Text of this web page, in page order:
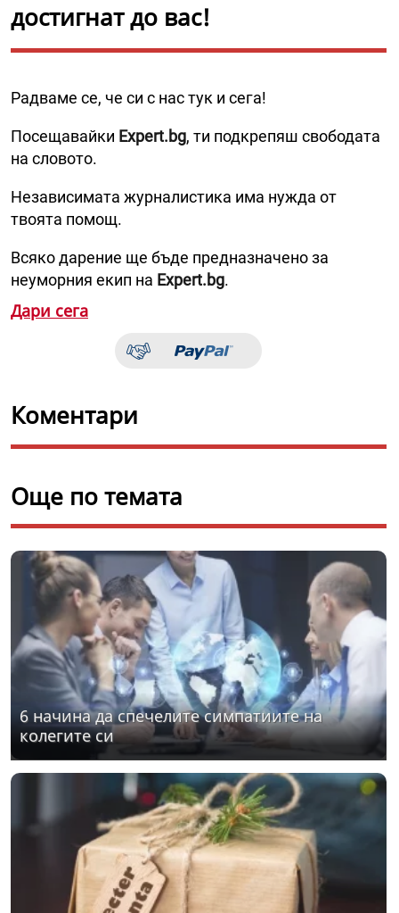
достигнат до вас!
Радваме се, че си с нас тук и сега!
Посещавайки Expert.bg, ти подкрепяш свободата
на словото.
Независимата журналистика има нужда от
твоята помощ.
Всяко дарение ще бъде предназначено за
неуморния екип на Expert.bg.
Дари сега
Коментари
Още по темата
6 начина да спечелите симпатиите на
колегите си